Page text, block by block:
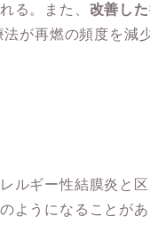
る。また、 改善し
が再燃の頻度を減
ルギー性結膜炎と
ようになることが